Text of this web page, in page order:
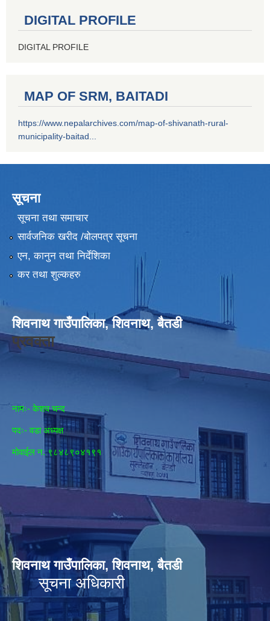
DIGITAL PROFILE
DIGITAL PROFILE
MAP OF SRM, BAITADI
https://www.nepalarchives.com/map-of-shivanath-rural-
municipality-baitad...
सूचना
सूचना तथा समाचार
सार्वजनिक खरीद /बोलपत्र सूचना
एन, कानुन तथा निर्देशिका
कर तथा शुल्कहरु
शिवनाथ गाउँपालिका, शिवनाथ, बैतडी
प्रवक्ता
नामः- केशव चन्द
पदः- वडा अध्यक्ष
मोवाईल न‌. ९८४८९०४१९१
शिवनाथ गाउँपालिका, शिवनाथ, बैतडी
सूचना अधिकारी